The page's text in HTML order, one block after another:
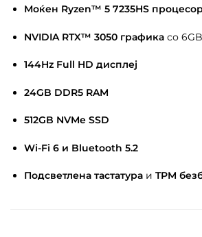
Моќен Ryzen™ 5 7235HS процесор
NVIDIA RTX™ 3050 графика со
144Hz Full HD дисплеј
24GB DDR5 RAM
512GB NVMe SSD
Wi-Fi 6 и Bluetooth 5.2
Подсветлена тастатура и TPM